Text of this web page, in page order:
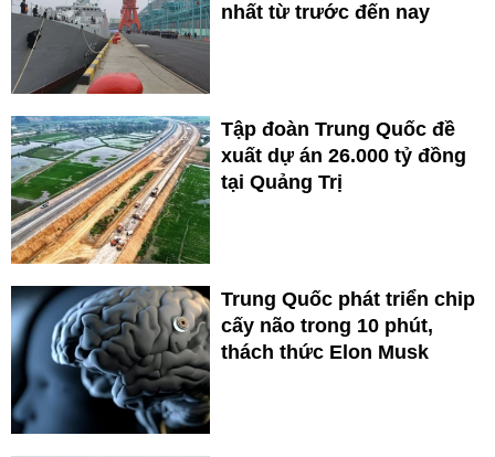
nhất từ trước đến nay
Tập đoàn Trung Quốc đề
xuất dự án 26.000 tỷ đồng
tại Quảng Trị
Trung Quốc phát triển chip
cấy não trong 10 phút,
thách thức Elon Musk